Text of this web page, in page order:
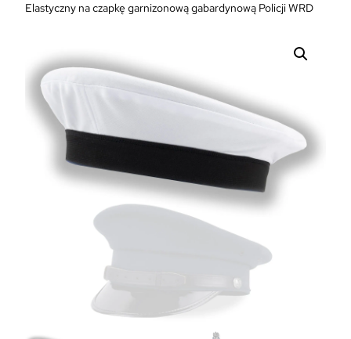
Elastyczny na czapkę garnizonową gabardynową Policji WRD